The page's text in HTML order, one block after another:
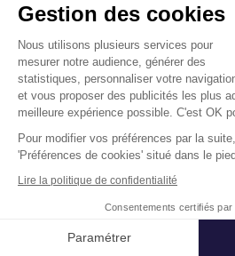
Affiner ma recherche
une connectivité remarquable,
métro MB et D, les tramways T1,
nombreuses lignes de bus, Lyon
vos déplacements au sein de la
En plus de son accessibilité,
diversité d'options pour vos
soit pour une courte ou longue
modulables aux postes de travail
passant par les espaces adaptés
réduite (PMR), vous trouverez
à vos besoins spécifiques. Les
Gestion des cookies
Nous utilisons plusieurs services pour
mesurer notre audience, générer des
statistiques, personnaliser votre
et vous proposer des publicités les plus
meilleure expérience possible. C'est OK
Pour modifier vos préférences par la
'Préférences de cookies' situé dans le
Lire la politique de confidentialité
Consentements certifiés par
Paramétrer